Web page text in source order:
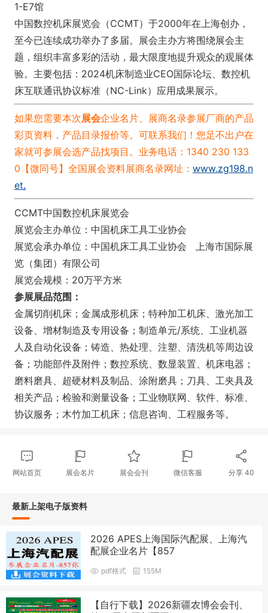
1-E7馆
中国数控机床展览会（CCMT）于2000年在上海创办，
至今已连续成功举办了多届。展会主办方将围绕展会主
题，组织丰富多彩的活动，最大限度地提升观众的观展体
验。主要包括：2024机床制造业CEO国际论坛、数控机
床互联通讯协议标准（NC-Link）应用成果展示。
如果您需要本次展会企业名片、展商名录参展厂商的产品
彩页资料，产品目录报价等。可联系我们！ 您足不出户在
家就可参展会选产品找项目。业务电话：1340 230 133
0【微同号】 全国展会资料展商名录网址： www.zg198.n
et.
CCMT中国数控机床展览会
展览会主办单位：中国机床工具工业协会
展览会承办单位：中国机床工具工业协会 上海市国际展
览（集团）有限公司
展览会规模：20万平方米
参展展品范围：
金属切削机床；金属成形机床；特种加工机床、激光加工
设备、增材制造及专用设备；制造单元/系统、工业机器
人及自动化设备；铸造、热处理、注塑、清洗机等周边设
备；功能部件及附件；数控系统、数显装置、机床电器；
磨料磨具、超硬材料及制品、涂附磨具；刀具、工夹具及
相关产品；检验和测量设备；工业物联网、软件、标准、
协议服务；木竹加工机床；信息咨询、工程服务等。
网站首页 展会名片 展会会刊 微信客服 分享 40
最新上架电子版资料
2026 APES上海国际汽配展、上海汽
配展企业名片【857
pdf格式 155M
【自行下载】2026新疆农博会会刊、